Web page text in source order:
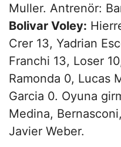
Muller. Antrenör:
Bolivar Voley:
Crer 13, Yadrian
Franchi 13, Loser
Ramonda 0, Lucas
Garcia 0. Oyuna
Medina,
Javier Weber.